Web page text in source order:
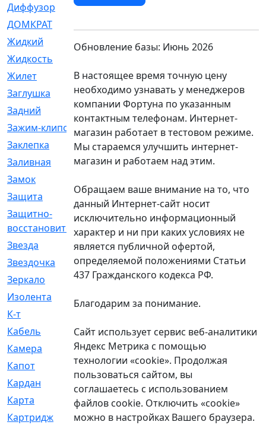
Диффузор
[1]
ДОМКРАТ
Жидкий
[5]
Жидкость
Жилет
[1]
Заглушка
[21]
Задний
[528]
Зажим-клипса
[1]
Заклепка
[1]
Заливная
[4]
Замок
Защита
[79]
Защитно-
восстановительный
[4]
Звезда
[1]
Звездочка
[5]
Зеркало
[369]
Изолента
К-т
Кабель
[50]
Камера
[4]
Капот
[144]
Кардан
Карта
[2]
Картридж
[250]
Обновление базы: Июнь 2026
В настоящее время точную цену
необходимо узнавать у менеджеров
компании Фортуна по указанным
контактным телефонам. Интернет-
магазин работает в тестовом режиме.
Мы стараемся улучшить интернет-
магазин и работаем над этим.
Обращаем ваше внимание на то, что
данный Интернет-сайт носит
исключительно информационный
характер и ни при каких условиях не
является публичной офертой,
определяемой положениями Статьи
437 Гражданского кодекса РФ.
Благодарим за понимание.
Сайт использует сервис веб-аналитики
Яндекс Метрика с помощью
технологии «cookie». Продолжая
пользоваться сайтом, вы
соглашаетесь с использованием
файлов cookie. Отключить «cookie»
можно в настройках Вашего браузера.